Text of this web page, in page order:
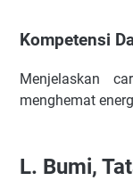
Kompetensi
Menjelaskan
menghemat
L. Bumi,